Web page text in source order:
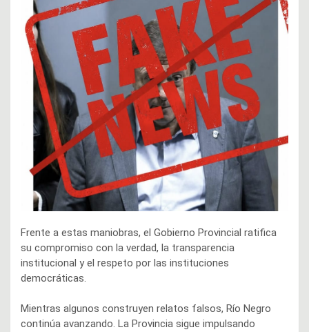
Frente a estas maniobras, el Gobierno Provincial ratifica
su compromiso con la verdad, la transparencia
institucional y el respeto por las instituciones
democráticas.
Mientras algunos construyen relatos falsos, Río Negro
continúa avanzando. La Provincia sigue impulsando